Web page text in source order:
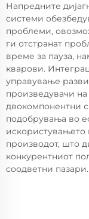
Напредните
системи
проблеми,
ги отстранат
време за пауза,
кварови.
управување
произведувачи
двокомпонентни
подобрувања во
искористувањето
производот, што
конкурентниот
соодветни пазари.